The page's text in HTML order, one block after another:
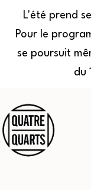
L'été prend
Pour le
se poursuit
du
au
contenu